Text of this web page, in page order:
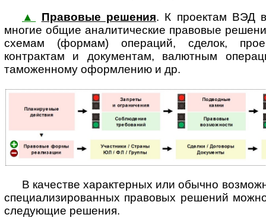
▲
Правовые решения. К проектам ВЭД
многие общие аналитические правовые
схемам (формам) операций, сделок,
контрактам и документам, валютным
таможенному оформлению и др.
В качестве характерных или обычно
специализированных правовых решений
следующие решения.